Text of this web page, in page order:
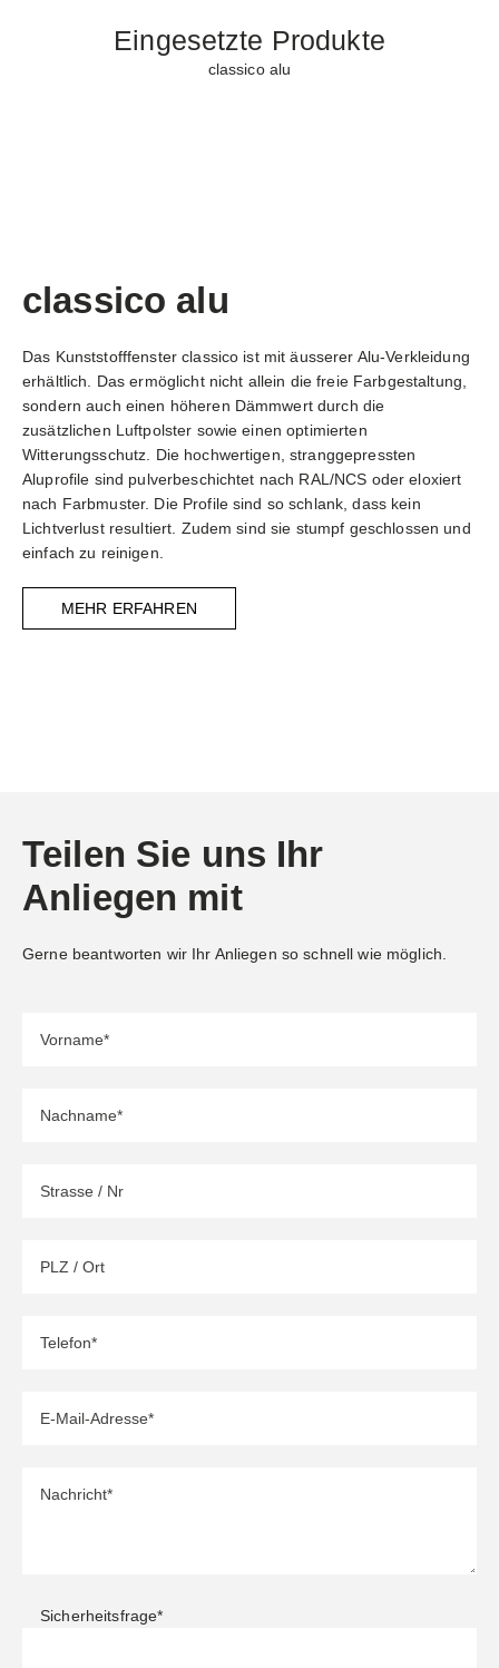
Eingesetzte Produkte
classico alu
classico alu
Das Kunststofffenster classico ist mit äusserer Alu-Verkleidung
erhältlich. Das ermöglicht nicht allein die freie Farbgestaltung,
sondern auch einen höheren Dämmwert durch die
zusätzlichen Luftpolster sowie einen optimierten
Witterungsschutz. Die hochwertigen, stranggepressten
Aluprofile sind pulverbeschichtet nach RAL/NCS oder eloxiert
nach Farbmuster. Die Profile sind so schlank, dass kein
Lichtverlust resultiert. Zudem sind sie stumpf geschlossen und
einfach zu reinigen.
MEHR ERFAHREN
Teilen Sie uns Ihr
Anliegen mit
Gerne beantworten wir Ihr Anliegen so schnell wie möglich.
Sicherheitsfrage*